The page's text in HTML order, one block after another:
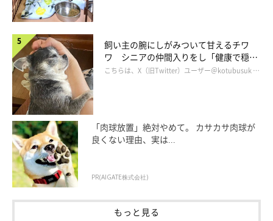
飼い主の腕にしがみついて甘えるチワ
ワ シニアの仲間入りをし「健康で穏や
かな暮らしが続いてほしい」と願う
こちらは、X（旧Twitter）ユーザー＠kotubusuk …
「肉球放置」絶対やめて。 カサカサ肉球が
良くない理由、実は...
PR(AIGATE株式会社)
もっと見る